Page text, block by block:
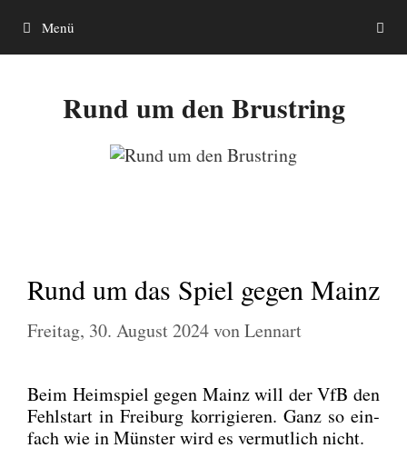
Inhalt
springen
Menü
Rund um den Brustring
Rund um das Spiel gegen Mainz
Freitag, 30. August 2024vonLennart
Beim Heim­spiel gegen Mainz will der VfB den
Fehl­start in Frei­burg kor­ri­gie­ren. Ganz so ein­
fach wie in Müns­ter wird es ver­mut­lich nicht.